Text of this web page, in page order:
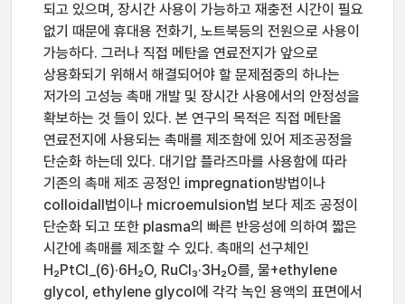
되고 있으며, 장시간 사용이 가능하고 재충전 시간이 필요
없기 때문에 휴대용 전화기, 노트북등의 전원으로 사용이
가능하다. 그러나 직접 메탄올 연료전지가 앞으로
상용화되기 위해서 해결되어야 할 문제점중의 하나는
저가의 고성능 촉매 개발 및 장시간 사용에서의 안정성을
확보하는 것 들이 있다. 본 연구의 목적은 직접 메탄올
연료전지에 사용되는 촉매를 제조함에 있어 제조공정을
단순화 하는데 있다. 대기압 플라즈마를 사용함에 따라
기존의 촉매 제조 공정인 impregnation방법이나
colloidall법이나 microemulsion법 보다 제조 공정이
단순화 되고 또한 plasma의 빠른 반응성에 의하여 짧은
시간에 촉매를 제조할 수 있다. 촉매의 선구체인
H₂PtCl_(6)·6H₂O, RuCl₃·3H₂O를, 물+ethylene
glycol, ethylene glycol에 각각 녹인 용액의 표면에서